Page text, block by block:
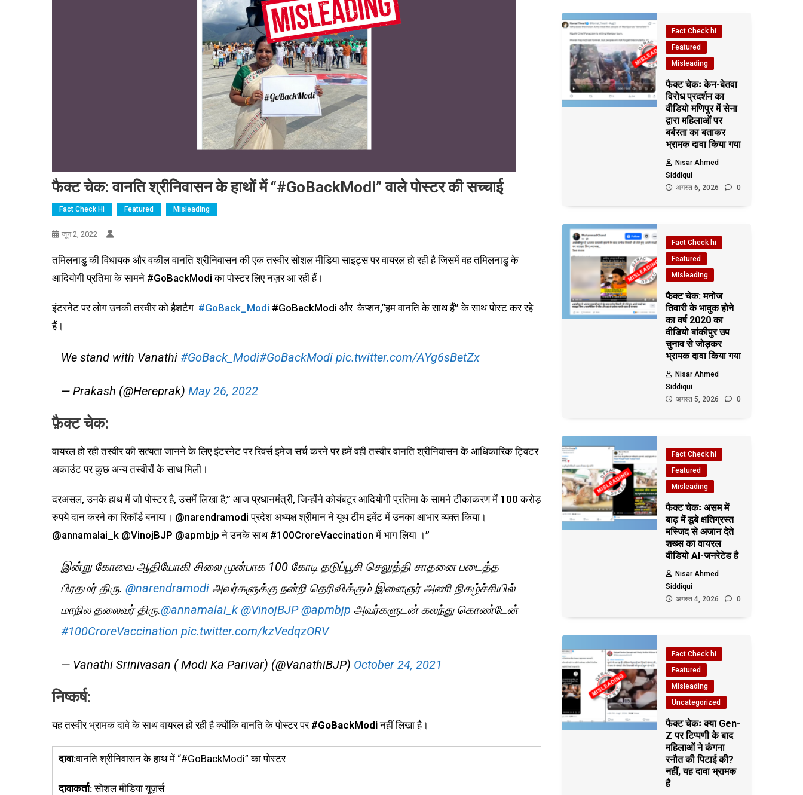
फैक्ट चेक: वानति श्रीनिवासन के हाथों में “#GoBackModi” वाले पोस्टर की सच्चाई
Fact Check Hi Featured Misleading
जून 2, 2022
तमिलनाडु की विधायक और वकील वानति श्रीनिवासन की एक तस्वीर सोशल मीडिया साइट्स पर वायरल हो रही है जिसमें वह तमिलनाडु के
आदियोगी प्रतिमा के सामने #GoBackModi का पोस्टर लिए नज़र आ रही हैं।
इंटरनेट पर लोग उनकी तस्वीर को हैशटैग #GoBack_Modi #GoBackModi और कैप्शन,“हम वानति के साथ हैं” के साथ पोस्ट कर रहे
हैं।
We stand with Vanathi #GoBack_Modi#GoBackModi pic.twitter.com/AYg6sBetZx
— Prakash (@Hereprak) May 26, 2022
फ़ैक्ट चेक:
वायरल हो रही तस्वीर की सत्यता जानने के लिए इंटरनेट पर रिवर्स इमेज सर्च करने पर हमें वही तस्वीर वानति श्रीनिवासन के आधिकारिक ट्विटर
अकाउंट पर कुछ अन्य तस्वीरों के साथ मिली।
दरअसल, उनके हाथ में जो पोस्टर है, उसमें लिखा है,” आज प्रधानमंत्री, जिन्होंने कोयंबटूर आदियोगी प्रतिमा के सामने टीकाकरण में 100 करोड़
रुपये दान करने का रिकॉर्ड बनाया। @narendramodi प्रदेश अध्यक्ष श्रीमान ने यूथ टीम इवेंट में उनका आभार व्यक्त किया।
@annamalai_k @VinojBJP @apmbjp ने उनके साथ #100CroreVaccination में भाग लिया ।”
இன்று கோவை ஆதியோகி சிலை முன்பாக 100 கோடி தடுப்பூசி செலுத்தி சாதனை படைத்த
பிரதமர் திரு. @narendramodi அவர்களுக்கு நன்றி தெரிவிக்கும் இளைஞர் அணி நிகழ்ச்சியில்
மாநில தலைவர் திரு.@annamalai_k @VinojBJP @apmbjp அவர்களுடன் கலந்து கொண்டேன்
#100CroreVaccination pic.twitter.com/kzVedqzORV
— Vanathi Srinivasan ( Modi Ka Parivar) (@VanathiBJP) October 24, 2021
निष्कर्ष:
यह तस्वीर भ्रामक दावे के साथ वायरल हो रही है क्योंकि वानति के पोस्टर पर #GoBackModiनहीं लिखा है।
दावा:वानति श्रीनिवासन के हाथ में “#GoBackModi” का पोस्टर
दावाकर्ता:सोशल मीडिया यूज़र्स
Fact Check hi
Featured
Misleading
फैक्ट चेकः केन-बेतवा
विरोध प्रदर्शन का
वीडियो मणिपुर में सेना
द्वारा महिलाओं पर
बर्बरता का बताकर
भ्रामक दावा किया गया
Nisar Ahmed
Siddiqui
अगस्त 6, 2026
0
Fact Check hi
Featured
Misleading
फैक्ट चेक: मनोज
तिवारी के भावुक होने
का वर्ष 2020 का
वीडियो बांकीपुर उप
चुनाव से जोड़कर
भ्रामक दावा किया गया
Nisar Ahmed
Siddiqui
अगस्त 5, 2026
0
Fact Check hi
Featured
Misleading
फैक्ट चेकः असम में
बाढ़ में डूबे क्षतिग्रस्त
मस्जिद से अजान देते
शख्स का वायरल
वीडियो AI-जनरेटेड है
Nisar Ahmed
Siddiqui
अगस्त 4, 2026
0
Fact Check hi
Featured
Misleading
Uncategorized
फैक्ट चेकः क्या Gen-
Z पर टिप्पणी के बाद
महिलाओं ने कंगना
रनौत की पिटाई की?
नहीं, यह दावा भ्रामक
है